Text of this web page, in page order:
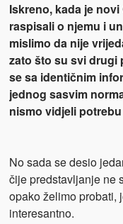
Iskreno, kada je
raspisali o njemu i
mislimo da nije
zato što su svi drugi
se sa identičnim
jednog sasvim
nismo vidjeli
No sada se desio
čije predstavljanje ne
opako želimo probati,
interesantno.